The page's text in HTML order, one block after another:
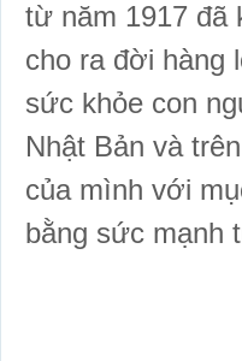
từ năm 1917 đã
cho ra đời hàng
sức khỏe con
Nhật Bản và
của mình với
bằng sức mạnh